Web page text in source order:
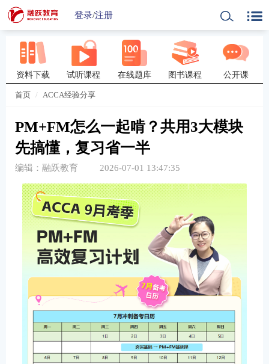
登录/注册
资料下载 试听课程 在线题库 图书课程 公开课
首页 ACCA经验分享
PM+FM怎么一起啃？共用3大模块
先搞懂，复习省一半
编辑：融跃教育 2026-07-01 13:47:35